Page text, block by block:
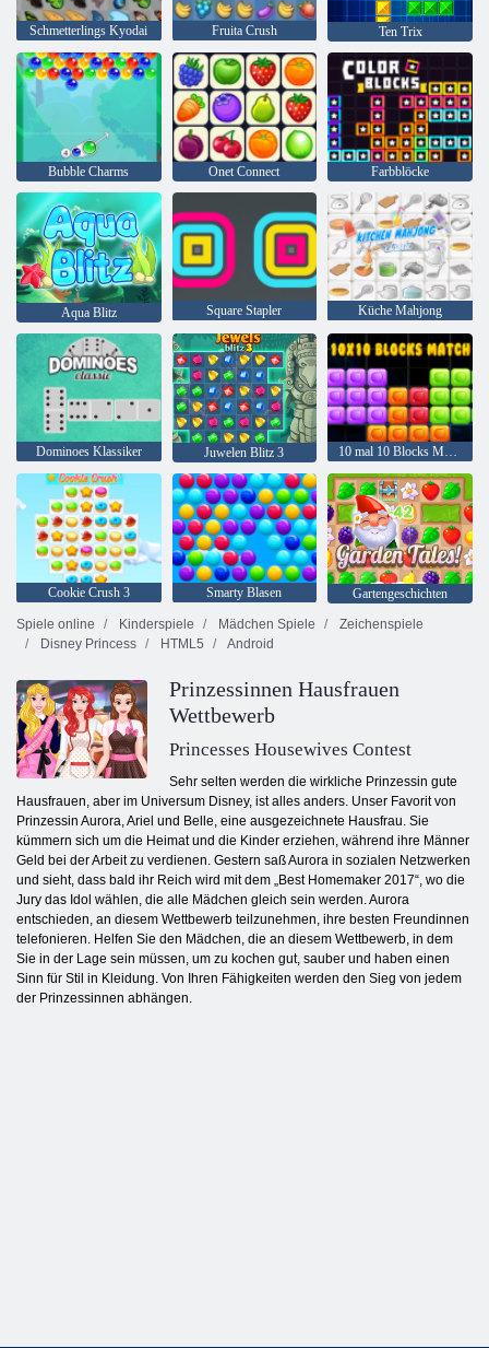
Schmetterlings Kyodai Fruita Crush Ten Trix
Bubble Charms Onet Connect Farbblöcke
Aqua Blitz Square Stapler Küche Mahjong
Dominoes Klassiker Juwelen Blitz 3 10 mal 10 Blocks Match
Cookie Crush 3 Smarty Blasen
Gartengeschichten
Spiele online
Kinderspiele Mädchen Spiele
Zeichenspiele
Disney Princess
HTML5 Android
Prinzessinnen Hausfrauen
Wettbewerb
Princesses Housewives Contest
Sehr selten werden die wirkliche Prinzessin gute
Hausfrauen, aber im Universum Disney, ist alles anders. Unser Favorit von
Prinzessin Aurora, Ariel und Belle, eine ausgezeichnete Hausfrau. Sie
kümmern sich um die Heimat und die Kinder erziehen, während ihre Männer
Geld bei der Arbeit zu verdienen. Gestern saß Aurora in sozialen Netzwerken
und sieht, dass bald ihr Reich wird mit dem „Best Homemaker 2017“, wo die
Jury das Idol wählen, die alle Mädchen gleich sein werden. Aurora
entschieden, an diesem Wettbewerb teilzunehmen, ihre besten Freundinnen
telefonieren. Helfen Sie den Mädchen, die an diesem Wettbewerb, in dem
Sie in der Lage sein müssen, um zu kochen gut, sauber und haben einen
Sinn für Stil in Kleidung. Von Ihren Fähigkeiten werden den Sieg von jedem
der Prinzessinnen abhängen.